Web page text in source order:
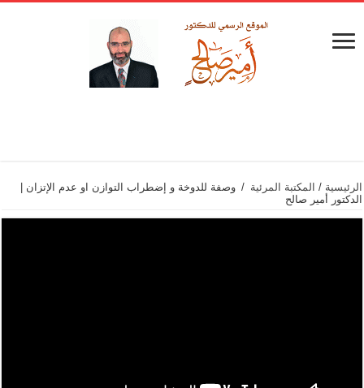
الرئيسية / المكتبة المرئية / وصفة للدوخة و إضطراب التوازن او عدم الإتزان |
الدكتور أمير صالح